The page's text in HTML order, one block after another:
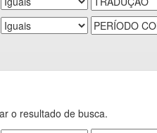
o resultado de busca.